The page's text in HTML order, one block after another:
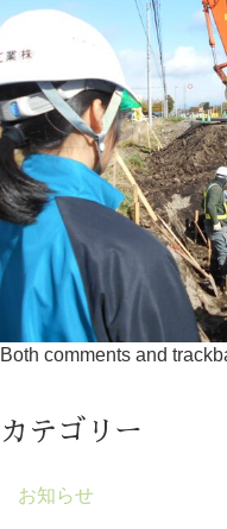
Both comments and
カテゴリー
お知らせ